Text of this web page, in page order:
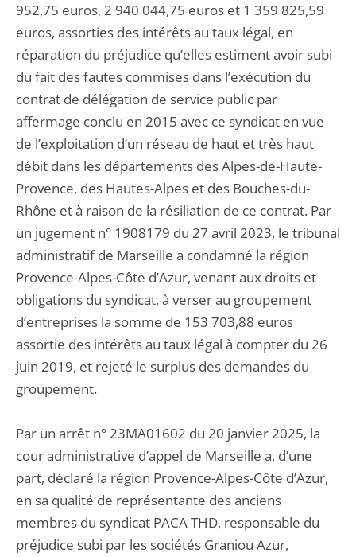
952,75 euros, 2 940 044,75 euros et 1 359 825,59
euros, assorties des intérêts au taux légal, en
réparation du préjudice qu’elles estiment avoir subi
du fait des fautes commises dans l’exécution du
contrat de délégation de service public par
affermage conclu en 2015 avec ce syndicat en vue
de l’exploitation d’un réseau de haut et très haut
débit dans les départements des Alpes-de-Haute-
Provence, des Hautes-Alpes et des Bouches-du-
Rhône et à raison de la résiliation de ce contrat. Par
un jugement n° 1908179 du 27 avril 2023, le tribunal
administratif de Marseille a condamné la région
Provence-Alpes-Côte d’Azur, venant aux droits et
obligations du syndicat, à verser au groupement
d’entreprises la somme de 153 703,88 euros
assortie des intérêts au taux légal à compter du 26
juin 2019, et rejeté le surplus des demandes du
groupement.
Par un arrêt n° 23MA01602 du 20 janvier 2025, la
cour administrative d’appel de Marseille a, d’une
part, déclaré la région Provence-Alpes-Côte d’Azur,
en sa qualité de représentante des anciens
membres du syndicat PACA THD, responsable du
préjudice subi par les sociétés Graniou Azur,